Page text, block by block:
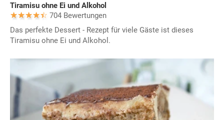
Tiramisu ohne Ei und Alkohol
704 Bewertungen
Das perfekte Dessert - Rezept für viele Gäste ist dieses
Tiramisu ohne Ei und Alkohol.